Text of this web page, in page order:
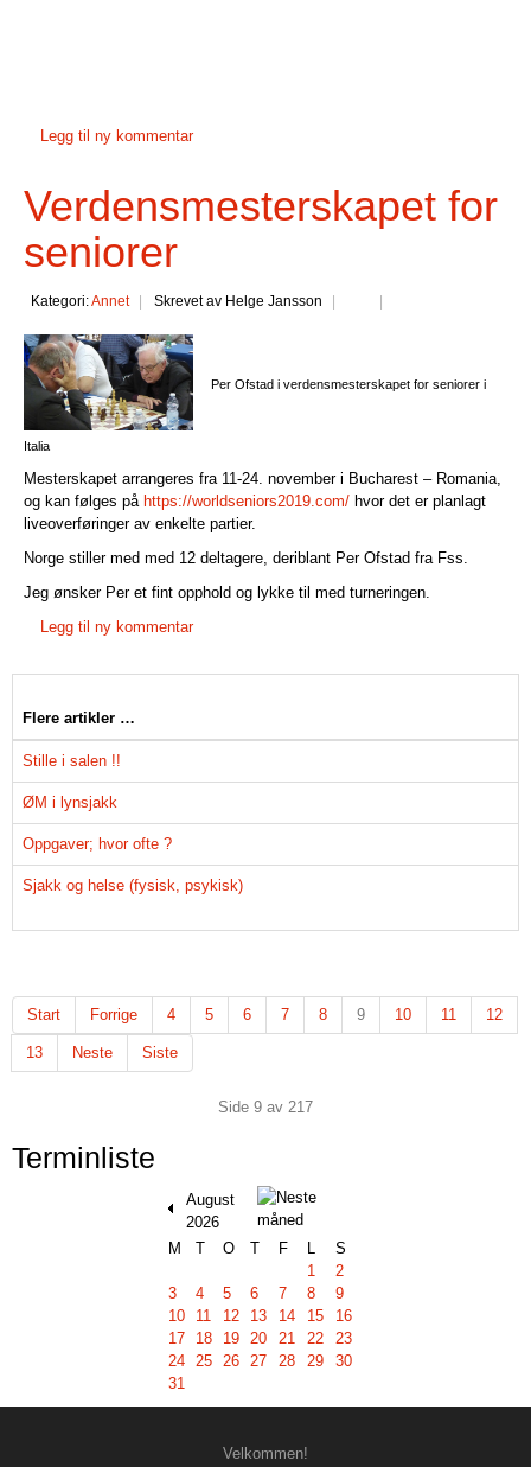
Legg til ny kommentar
Verdensmesterskapet for
seniorer
Kategori:Annet Skrevet av Helge Jansson
Per Ofstad i verdensmesterskapet for seniorer i
Italia
Mesterskapet arrangeres fra 11-24. november i Bucharest – Romania,
og kan følges på https://worldseniors2019.com/ hvor det er planlagt
liveoverføringer av enkelte partier.
Norge stiller med med 12 deltagere, deriblant Per Ofstad fra Fss.
Jeg ønsker Per et fint opphold og lykke til med turneringen.
Legg til ny kommentar
Flere artikler …
Stille i salen !!
ØM i lynsjakk
Oppgaver; hvor ofte ?
Sjakk og helse (fysisk, psykisk)
Start Forrige 4 5 6 7 8 9 10 11 12
13 Neste Siste
Side 9 av 217
Terminliste
August
2026
M
T O T F L
S
1
2
3
4 5 6 7 8
9
10
11 12 13 14 15
16
17
18 19 20 21 22
23
24
25 26 27 28 29
30
31
Velkommen!